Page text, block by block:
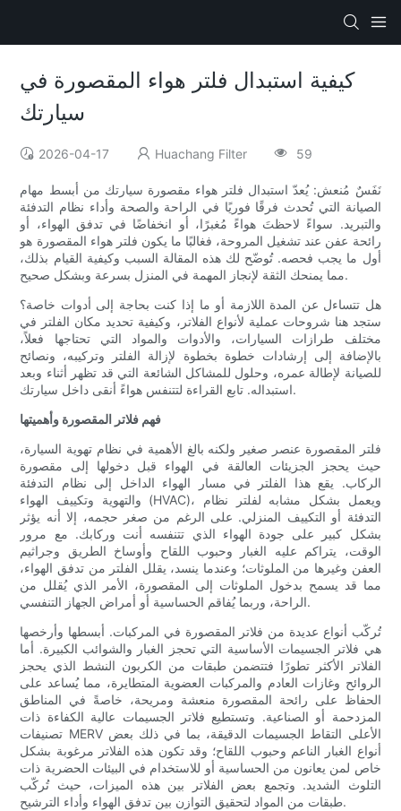
كيفية استبدال فلتر هواء المقصورة في
سيارتك
2026-04-17 Huachang Filter 59
نَفَسٌ مُنعش: يُعدّ استبدال فلتر هواء مقصورة سيارتك من أبسط مهام
الصيانة التي تُحدث فرقًا فوريًا في الراحة والصحة وأداء نظام التدفئة
والتبريد. سواءً لاحظتَ هواءً مُغبرًا، أو انخفاضًا في تدفق الهواء، أو
رائحة عفن عند تشغيل المروحة، فغالبًا ما يكون فلتر هواء المقصورة هو
أول ما يجب فحصه. تُوضّح لك هذه المقالة السبب وكيفية القيام بذلك،
مما يمنحك الثقة لإنجاز المهمة في المنزل بسرعة وبشكل صحيح.
هل تتساءل عن المدة اللازمة أو ما إذا كنت بحاجة إلى أدوات خاصة؟
ستجد هنا شروحات عملية لأنواع الفلاتر، وكيفية تحديد مكان الفلتر في
مختلف طرازات السيارات، والأدوات والمواد التي تحتاجها فعلاً،
بالإضافة إلى إرشادات خطوة بخطوة لإزالة الفلتر وتركيبه، ونصائح
للصيانة لإطالة عمره، وحلول للمشاكل الشائعة التي قد تظهر أثناء وبعد
استبداله. تابع القراءة لتتنفس هواءً أنقى داخل سيارتك.
فهم فلاتر المقصورة وأهميتها
فلتر المقصورة عنصر صغير ولكنه بالغ الأهمية في نظام تهوية السيارة،
حيث يحجز الجزيئات العالقة في الهواء قبل دخولها إلى مقصورة
الركاب. يقع هذا الفلتر في مسار الهواء الداخل إلى نظام التدفئة
والتهوية وتكييف الهواء (HVAC)، ويعمل بشكل مشابه لفلتر نظام
التدفئة أو التكييف المنزلي. على الرغم من صغر حجمه، إلا أنه يؤثر
بشكل كبير على جودة الهواء الذي تتنفسه أنت وركابك. مع مرور
الوقت، يتراكم عليه الغبار وحبوب اللقاح وأوساخ الطريق وجراثيم
العفن وغيرها من الملوثات؛ وعندما ينسد، يقلل الفلتر من تدفق الهواء،
مما قد يسمح بدخول الملوثات إلى المقصورة، الأمر الذي يُقلل من
الراحة، وربما يُفاقم الحساسية أو أمراض الجهاز التنفسي.
تُركّب أنواع عديدة من فلاتر المقصورة في المركبات. أبسطها وأرخصها
هي فلاتر الجسيمات الأساسية التي تحجز الغبار والشوائب الكبيرة. أما
الفلاتر الأكثر تطورًا فتتضمن طبقات من الكربون النشط الذي يحجز
الروائح وغازات العادم والمركبات العضوية المتطايرة، مما يُساعد على
الحفاظ على رائحة المقصورة منعشة ومريحة، خاصةً في المناطق
المزدحمة أو الصناعية. وتستطيع فلاتر الجسيمات عالية الكفاءة ذات
تصنيفات MERV الأعلى التقاط الجسيمات الدقيقة، بما في ذلك بعض
أنواع الغبار الناعم وحبوب اللقاح؛ وقد تكون هذه الفلاتر مرغوبة بشكل
خاص لمن يعانون من الحساسية أو للاستخدام في البيئات الحضرية ذات
التلوث الشديد. وتجمع بعض الفلاتر بين هذه الميزات، حيث تُركّب
طبقات من المواد لتحقيق التوازن بين تدفق الهواء وأداء الترشيح.